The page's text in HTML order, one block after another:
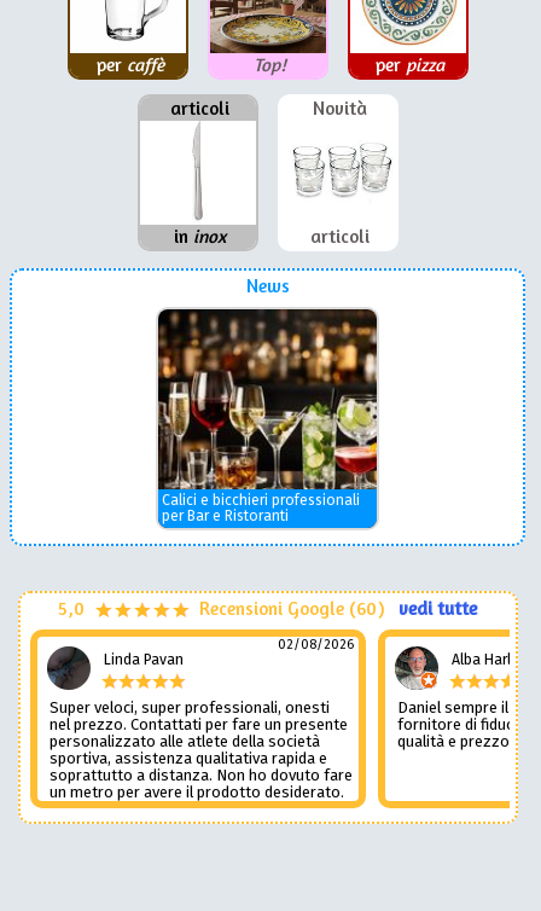
per caffè Top! per pizza
articoli
in inox
Novità
articoli
News
Calici e bicchieri professionali
per Bar e Ristoranti
5,0 Recensioni Google (60) vedi tutte
Linda Pavan
02/08/2026
Super veloci, super professionali, onesti
nel prezzo. Contattati per fare un presente
personalizzato alle atlete della società
sportiva, assistenza qualitativa rapida e
soprattutto a distanza. Non ho dovuto fare
un metro per avere il prodotto desiderato.
Una assistenza del genere è rara e
preziosa. Credo li contatterò ancora in
Alba Harley
Daniel sempre il
fornitore di fiducia
qualità e prezzo